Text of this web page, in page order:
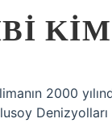
KIM
2000